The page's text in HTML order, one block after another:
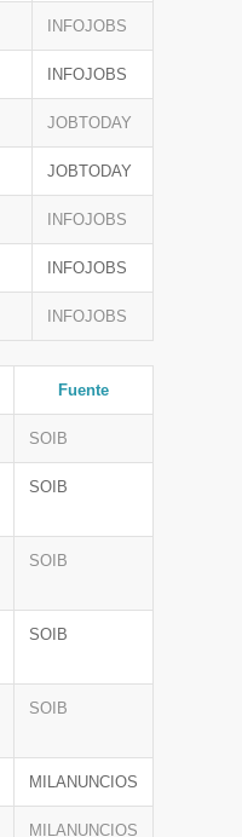
INFOJOBS
INFOJOBS
JOBTODAY
JOBTODAY
INFOJOBS
INFOJOBS
INFOJOBS
Fuente
SOIB
SOIB
SOIB
SOIB
SOIB
MILANUNCIOS
MILANUNCIOS